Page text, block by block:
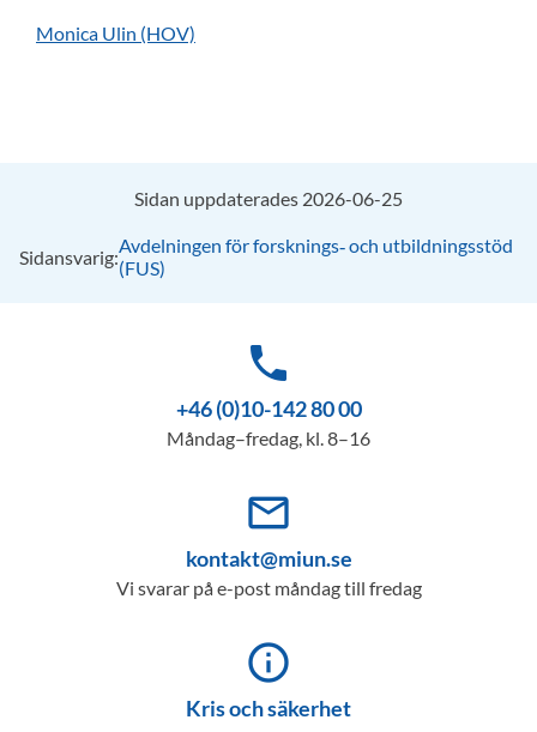
Monica Ulin (HOV)
Sidan uppdaterades 2026-06-25
Sidansvarig:Avdelningen för forsknings‑ och utbildningsstöd
(FUS)
phone
+46 (0)10-142 80 00
Måndag–fredag, kl. 8–16
mail_outline
kontakt@miun.se
Vi svarar på e-post måndag till fredag
info_outline
Kris och säkerhet